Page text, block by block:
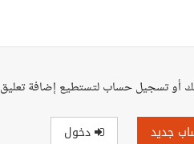
أو تسجيل حساب لتستطيع إضافة تعليق
جديد دخول